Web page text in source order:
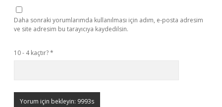
Daha sonraki yorumlarımda kullanılması için adım, e-posta adresim
ve site adresim bu tarayıcıya kaydedilsin.
10 - 4 kaçtır?*